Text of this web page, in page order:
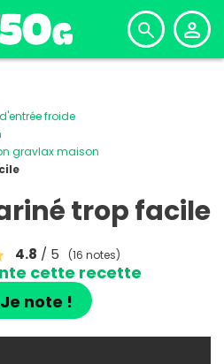
froide
gravlax maison
trop facile
4.8 / 5 (16 notes)
cette recette
Je note !